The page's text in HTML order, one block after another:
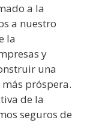
a la
a nuestro
la
y
una
próspera.
de la
seguros de